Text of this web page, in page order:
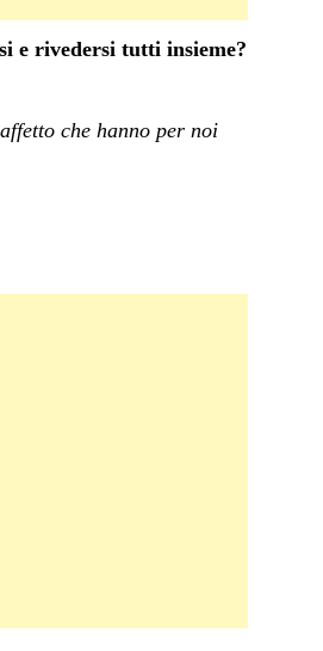
e rivedersi tutti insieme?
che hanno per noi